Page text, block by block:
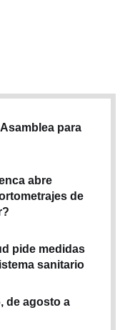
para
abre
de
pide medidas
sanitario
de agosto a